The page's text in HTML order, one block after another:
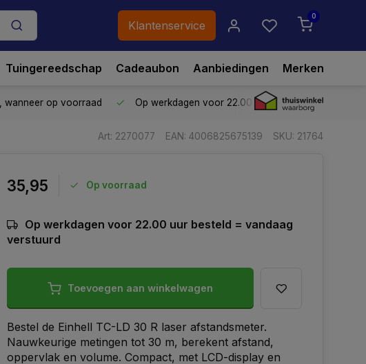
Klantenservice
0
Tuingereedschap Cadeaubon Aanbiedingen Merken
, wanneer op voorraad Op werkdagen voor 22.00 uur besteld,vandaag
Art: 2270077 EAN: 4006825675139 SKU: 21764
35,95 Op voorraad
Op werkdagen voor 22.00 uur besteld = vandaag
verstuurd
Toevoegen aan winkelwagen
Bestel de Einhell TC-LD 30 R laser afstandsmeter.
Nauwkeurige metingen tot 30 m, berekent afstand,
oppervlak en volume. Compact, met LCD-display en